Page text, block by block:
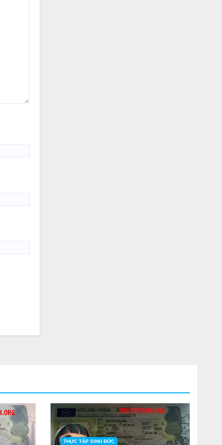
THỰC TẬP SINH ĐỨC